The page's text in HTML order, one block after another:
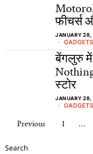
फीचर्स
JANUARY
GADGETS
बेंगलुरु में
स्टोर
JANUARY
GADGETS
Previous 1 …
Search